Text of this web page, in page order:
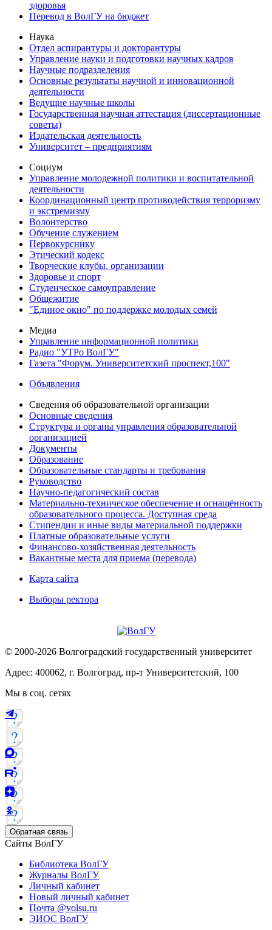
здоровья
Перевод в ВолГУ на бюджет
Наука
Отдел аспирантуры и докторантуры
Управление науки и подготовки научных кадров
Научные подразделения
Основные результаты научной и инновационной
деятельности
Ведущие научные школы
Государственная научная аттестация (диссертационные
советы)
Издательская деятельность
Университет – предприятиям
Социум
Управление молодежной политики и воспитательной
деятельности
Координационный центр противодействия терроризму
и экстремизму
Волонтерство
Обучение служением
Первокурснику
Этический кодекс
Творческие клубы, организации
Здоровье и спорт
Студенческое самоуправление
Общежитие
"Единое окно" по поддержке молодых семей
Медиа
Управление информационной политики
Радио "УТРо ВолГУ"
Газета "Форум. Университетский проспект,100"
Объявления
Сведения об образовательной организации
Основные сведения
Структура и органы управления образовательной
организацией
Документы
Образование
Образовательные стандарты и требования
Руководство
Научно-педагогический состав
Материально-техническое обеспечение и оснащённость
образовательного процесса. Доступная среда
Стипендии и иные виды материальной поддержки
Платные образовательные услуги
Финансово-хозяйственная деятельность
Вакантные места для приема (перевода)
Карта сайта
Выборы ректора
© 2000-2026 Волгоградский государственный университет
Адрес: 400062, г. Волгоград, пр-т Университетский, 100
Мы в соц. сетях
Обратная связь
Сайты ВолГУ
Библиотека ВолГУ
Журналы ВолГУ
Личный кабинет
Новый личный кабинет
Почта @volsu.ru
ЭИОС ВолГУ